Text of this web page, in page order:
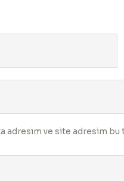
adresim ve site adresim bu